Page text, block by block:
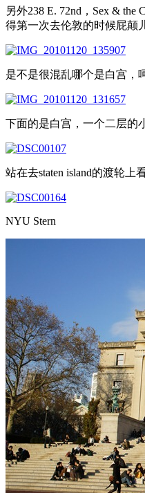
另外238 E. 72nd，Sex &
得第一次去伦敦的时候屁颠
是不是很混乱哪个是白宫，
下面的是白宫，一个二层的
站在去staten island的渡轮上
NYU Stern